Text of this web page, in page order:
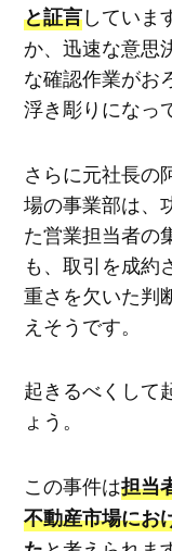
と証言していま
か、迅速な意思
な確認作業がお
浮き彫りになっ
さらに元社長の
場の事業部は、
た営業担当者の
も、取引を成約
重さを欠いた判
えそうです。
起きるべくして
ょう。
この事件は担当
不動産市場にお